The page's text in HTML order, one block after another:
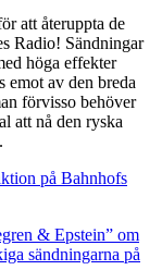
att återuppta de
Radio! Sändningar
höga effekter
emot av den breda
förvisso behöver
att nå den ryska
på Bahnhofs
& Epstein” om
sändningarna på